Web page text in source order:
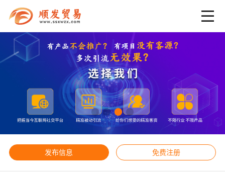
发布信息 免费注册